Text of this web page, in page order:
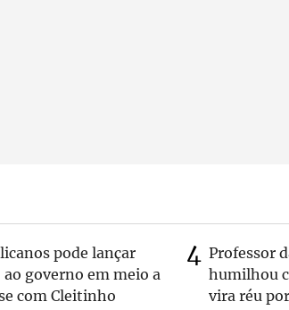
pode lançar
ao governo em meio a
com Cleitinho
Professor
humilhou
vira réu